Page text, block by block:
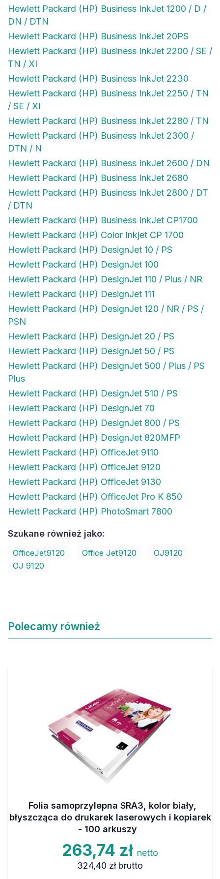
Hewlett Packard (HP) Business InkJet 1200 / D /
DN / DTN
Hewlett Packard (HP) Business InkJet 20PS
Hewlett Packard (HP) Business InkJet 2200 / SE /
TN / XI
Hewlett Packard (HP) Business InkJet 2230
Hewlett Packard (HP) Business InkJet 2250 / TN
/ SE / XI
Hewlett Packard (HP) Business InkJet 2280 / TN
Hewlett Packard (HP) Business InkJet 2300 /
DTN / N
Hewlett Packard (HP) Business InkJet 2600 / DN
Hewlett Packard (HP) Business InkJet 2680
Hewlett Packard (HP) Business InkJet 2800 / DT
/ DTN
Hewlett Packard (HP) Business InkJet CP1700
Hewlett Packard (HP) Color Inkjet CP 1700
Hewlett Packard (HP) DesignJet 10 / PS
Hewlett Packard (HP) DesignJet 100
Hewlett Packard (HP) DesignJet 110 / Plus / NR
Hewlett Packard (HP) DesignJet 111
Hewlett Packard (HP) DesignJet 120 / NR / PS /
PSN
Hewlett Packard (HP) DesignJet 20 / PS
Hewlett Packard (HP) DesignJet 50 / PS
Hewlett Packard (HP) DesignJet 500 / Plus / PS
Plus
Hewlett Packard (HP) DesignJet 510 / PS
Hewlett Packard (HP) DesignJet 70
Hewlett Packard (HP) DesignJet 800 / PS
Hewlett Packard (HP) DesignJet 820MFP
Hewlett Packard (HP) OfficeJet 9110
Hewlett Packard (HP) OfficeJet 9120
Hewlett Packard (HP) OfficeJet 9130
Hewlett Packard (HP) OfficeJet Pro K 850
Hewlett Packard (HP) PhotoSmart 7800
Szukane również jako:
OfficeJet9120 Office Jet9120
OJ9120
OJ 9120
Polecamy również
Folia samoprzylepna SRA3, kolor biały,
błyszcząca do drukarek laserowych i kopiarek
- 100 arkuszy
263,74 zł netto
324,40 zł brutto